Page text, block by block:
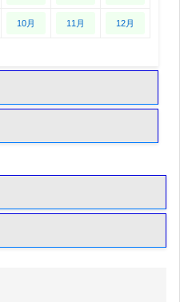
10月 11月 12月